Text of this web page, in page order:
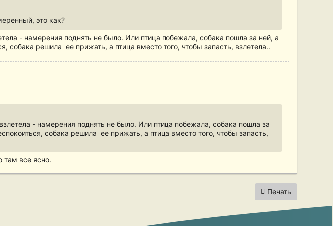
это как?
- намерения поднять не было. Или птица побежала, собака пошла за ней, а
собака решила ее прижать, а птица вместо того, чтобы запасть, взлетела..
- намерения поднять не было. Или птица побежала, собака пошла за
собака решила ее прижать, а птица вместо того, чтобы запасть,
все ясно.
Печать